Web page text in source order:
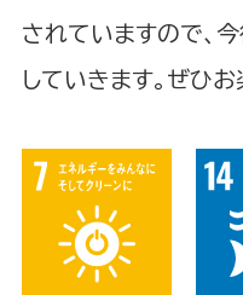
されていますので、
していきます。ぜひお